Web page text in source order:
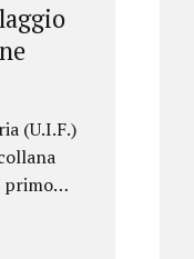
(U.I.F.)
primo